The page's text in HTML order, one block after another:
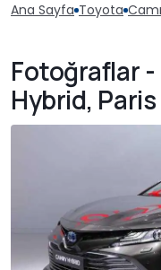
Ana Sayfa Toyota
Fotoğraflar -
Hybrid,